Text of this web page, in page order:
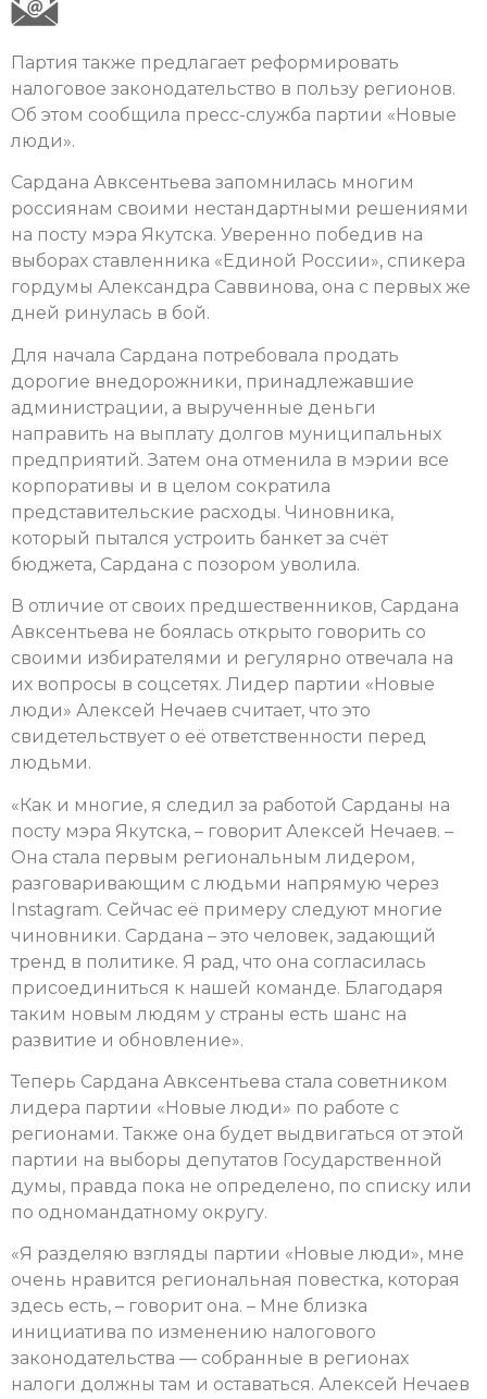
Партия также предлагает реформировать
налоговое законодательство в пользу регионов.
Об этом сообщила пресс-служба партии «Новые
люди».
Сардана Авксентьева запомнилась многим
россиянам своими нестандартными решениями
на посту мэра Якутска. Уверенно победив на
выборах ставленника «Единой России», спикера
гордумы Александра Саввинова, она с первых же
дней ринулась в бой.
Для начала Сардана потребовала продать
дорогие внедорожники, принадлежавшие
администрации, а вырученные деньги
направить на выплату долгов муниципальных
предприятий. Затем она отменила в мэрии все
корпоративы и в целом сократила
представительские расходы. Чиновника,
который пытался устроить банкет за счёт
бюджета, Сардана с позором уволила.
В отличие от своих предшественников, Сардана
Авксентьева не боялась открыто говорить со
своими избирателями и регулярно отвечала на
их вопросы в соцсетях. Лидер партии «Новые
люди» Алексей Нечаев считает, что это
свидетельствует о её ответственности перед
людьми.
«Как и многие, я следил за работой Сарданы на
посту мэра Якутска, – говорит Алексей Нечаев. –
Она стала первым региональным лидером,
разговаривающим с людьми напрямую через
Instagram. Сейчас её примеру следуют многие
чиновники. Сардана – это человек, задающий
тренд в политике. Я рад, что она согласилась
присоединиться к нашей команде. Благодаря
таким новым людям у страны есть шанс на
развитие и обновление».
Теперь Сардана Авксентьева стала советником
лидера партии «Новые люди» по работе с
регионами. Также она будет выдвигаться от этой
партии на выборы депутатов Государственной
думы, правда пока не определено, по списку или
по одномандатному округу.
«Я разделяю взгляды партии «Новые люди», мне
очень нравится региональная повестка, которая
здесь есть, – говорит она. – Мне близка
инициатива по изменению налогового
законодательства — собранные в регионах
налоги должны там и оставаться. Алексей Нечаев